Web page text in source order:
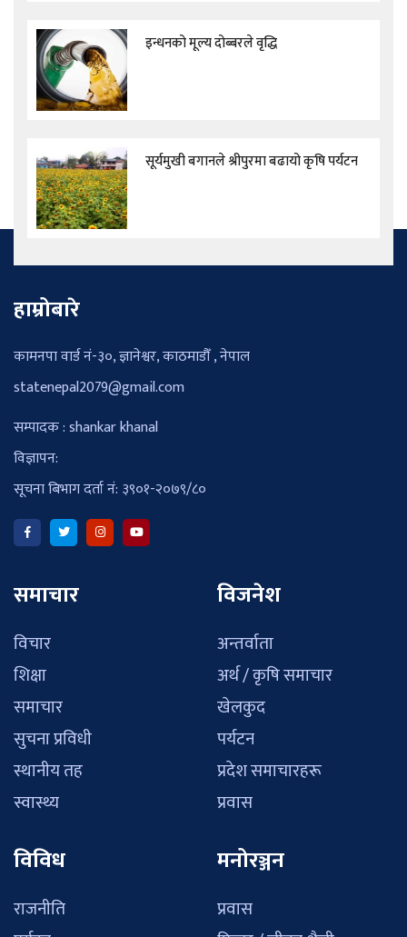
इन्धनको मूल्य दोब्बरले वृद्धि
सूर्यमुखी बगानले श्रीपुरमा बढायो कृषि पर्यटन
हाम्रोबारे
कामनपा वार्ड नं-३०, ज्ञानेश्वर, काठमाडौँ , नेपाल
statenepal2079@gmail.com
सम्पादक : shankar khanal
विज्ञापन:
सूचना बिभाग दर्ता नं: ३९०१-२०७९/८०
समाचार
विचार
शिक्षा
समाचार
सुचना प्रविधी
स्थानीय तह
स्वास्थ्य
विजनेश
अन्तर्वाता
अर्थ / कृषि समाचार
खेलकुद
पर्यटन
प्रदेश समाचारहरू
प्रवास
विविध
राजनीति
मनोरञ्जन
प्रवास